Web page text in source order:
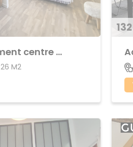
Achat Appartement centre ville
26 M2